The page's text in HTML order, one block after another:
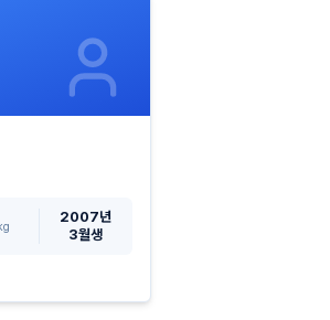
2007년
3월생